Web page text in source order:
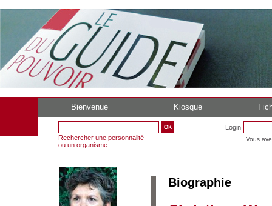
Bienvenue Kiosque
Rechercher une personnalité
ou un organisme
Login
Vous
Biographie